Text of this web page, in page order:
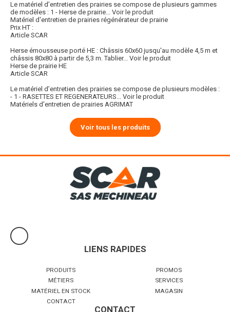
Le matériel d’entretien des prairies se compose de plusieurs gammes
de modèles : 1 - Herse de prairie... Voir le produit
Matériel d'entretien de prairies régénérateur de prairie
Prix HT :
Article SCAR
Herse émousseuse porté HE : Châssis 60x60 jusqu'au modèle 4,5 m et
châssis 80x80 à partir de 5,3 m. Tablier... Voir le produit
Herse de prairie HE
Article SCAR
Le matériel d’entretien des prairies se compose de plusieurs modèles :
- 1 - RASETTES ET REGENERATEURS... Voir le produit
Matériels d'entretien de prairies AGRIMAT
Voir tous les produits
LIENS RAPIDES
PRODUITS
PROMOS
MÉTIERS
SERVICES
MATÉRIEL EN STOCK
MAGASIN
CONTACT
CONTACT